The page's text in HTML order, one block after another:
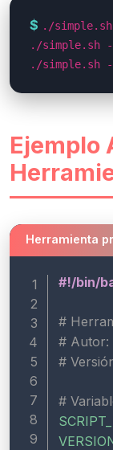
./
./simple.sh
./simple.sh
Ejemplo
Herramienta
#!/bin/
#
# Autor:
#
#